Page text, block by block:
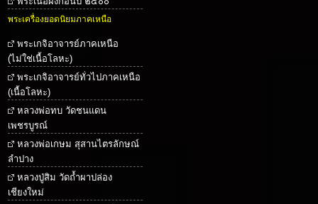
พระเครื่องยอดนิยมภาคเหนือ
พระเกจิอาจารย์ภาคเหนือ
(ไม่ใช่เนื้อโลหะ)
พระเกจิอาจารย์ทั่วไปภาคเหนือ
(เนื้อโลหะ)
หลวงพ่อทบ วัดชนแดน
เพชรบูรณ์
หลวงพ่อเกษม สุสานไตรลักษณ์
ลำปาง
หลวงปู่สิม วัดถ้ำผาปล่อง
เชียงใหม่